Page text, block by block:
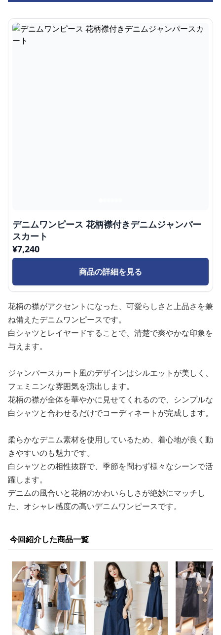
デニムワンピース 花柄襟付きデニムジャンパー
スカート
¥7,240
商品の詳細を見る
花柄の襟がアクセントになった、可愛らしさと上品さを兼
ね備えたデニムワンピースです。
白シャツとレイヤードすることで、清楚で爽やかな印象を
与えます。
ジャンパースカート風のデザインはシルエットが美しく、
フェミニンな雰囲気を演出します。
花柄の襟が全体を華やかに見せてくれるので、シンプルな
白シャツと合わせるだけでコーディネートが完成します。
柔らかなデニム素材を使用しているため、着心地が良く動
きやすいのも魅力です。
白シャツとの相性抜群で、季節を問わず様々なシーンで活
躍します。
デニムの風合いと花柄のかわいらしさが絶妙にマッチし
た、オシャレ感度の高いデニムワンピースです。
今回紹介した商品一覧